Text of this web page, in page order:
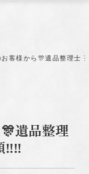
客様から🎊遺品整理士
遺品整理
‼️‼️